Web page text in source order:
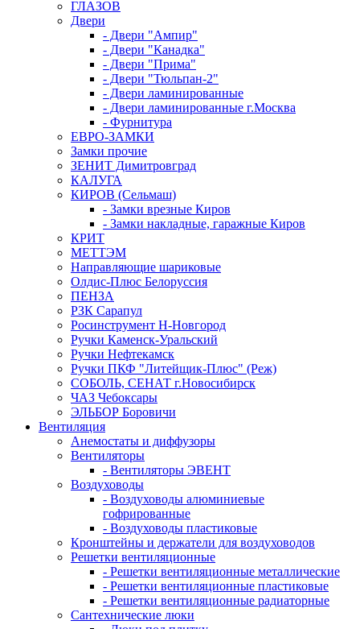
ГЛАЗОВ
Двери
- Двери "Ампир"
- Двери "Канадка"
- Двери "Прима"
- Двери "Тюльпан-2"
- Двери ламинированные
- Двери ламинированные г.Москва
- Фурнитура
ЕВРО-ЗАМКИ
Замки прочие
ЗЕНИТ Димитровград
КАЛУГА
КИРОВ (Сельмаш)
- Замки врезные Киров
- Замки накладные, гаражные Киров
КРИТ
МЕТТЭМ
Направляющие шариковые
Олдис-Плюс Белоруссия
ПЕНЗА
РЗК Сарапул
Росинструмент Н-Новгород
Ручки Каменск-Уральский
Ручки Нефтекамск
Ручки ПКФ "Литейщик-Плюс" (Реж)
СОБОЛЬ, СЕНАТ г.Новосибирск
ЧАЗ Чебоксары
ЭЛЬБОР Боровичи
Вентиляция
Анемостаты и диффузоры
Вентиляторы
- Вентиляторы ЭВЕНТ
Воздуховоды
- Воздуховоды алюминиевые
гофрированные
- Воздуховоды пластиковые
Кронштейны и держатели для воздуховодов
Решетки вентиляционные
- Решетки вентиляционные металлические
- Решетки вентиляционные пластиковые
- Решетки вентиляционные радиаторные
Сантехнические люки